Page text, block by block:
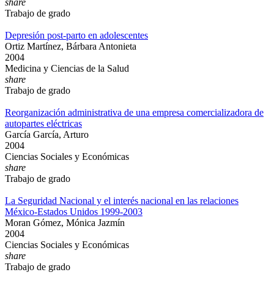
share
Trabajo de grado
Depresión post-parto en adolescentes
Ortiz Martínez, Bárbara Antonieta
2004
Medicina y Ciencias de la Salud
share
Trabajo de grado
Reorganización administrativa de una empresa comercializadora de
autopartes eléctricas
García García, Arturo
2004
Ciencias Sociales y Económicas
share
Trabajo de grado
La Seguridad Nacional y el interés nacional en las relaciones
México-Estados Unidos 1999-2003
Moran Gómez, Mónica Jazmín
2004
Ciencias Sociales y Económicas
share
Trabajo de grado